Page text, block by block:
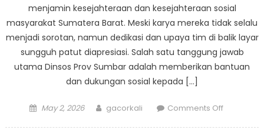
menjamin kesejahteraan dan kesejahteraan sosial
masyarakat Sumatera Barat. Meski karya mereka tidak selalu
menjadi sorotan, namun dedikasi dan upaya tim di balik layar
sungguh patut diapresiasi. Salah satu tanggung jawab
utama Dinsos Prov Sumbar adalah memberikan bantuan
dan dukungan sosial kepada […]
Posted
May 2, 2026 Author
gacorkali Comments Offon